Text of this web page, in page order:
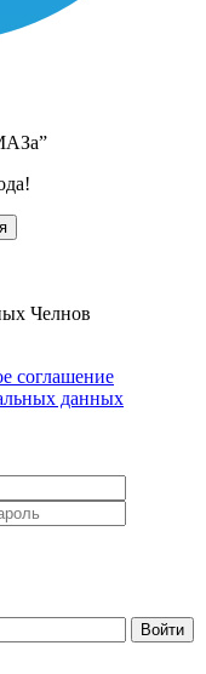
Челнов
соглашение
данных
Войти